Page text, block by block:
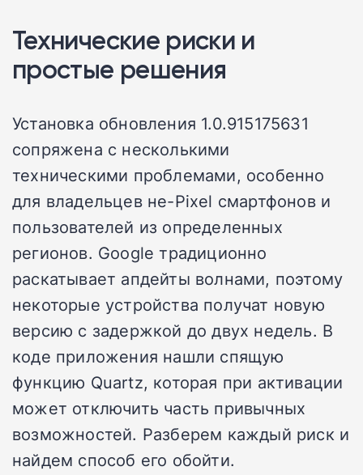
Технические риски и
простые решения
Установка обновления 1.0.915175631
сопряжена с несколькими
техническими проблемами, особенно
для владельцев не-Pixel смартфонов и
пользователей из определенных
регионов. Google традиционно
раскатывает апдейты волнами, поэтому
некоторые устройства получат новую
версию с задержкой до двух недель. В
коде приложения нашли спящую
функцию Quartz, которая при активации
может отключить часть привычных
возможностей. Разберем каждый риск и
найдем способ его обойти.